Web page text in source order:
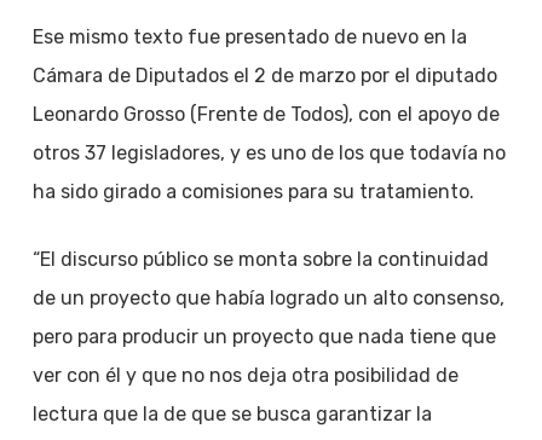
Ese mismo texto fue presentado de nuevo en la
Cámara de Diputados el 2 de marzo por el diputado
Leonardo Grosso (Frente de Todos), con el apoyo de
otros 37 legisladores, y es uno de los que todavía no
ha sido girado a comisiones para su tratamiento.
“El discurso público se monta sobre la continuidad
de un proyecto que había logrado un alto consenso,
pero para producir un proyecto que nada tiene que
ver con él y que no nos deja otra posibilidad de
lectura que la de que se busca garantizar la